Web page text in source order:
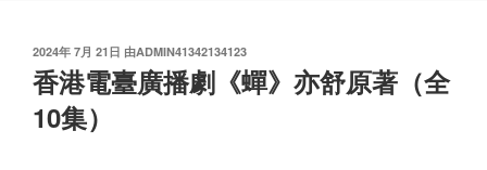
发
布
于
2024年 7月 21日 由ADMIN41342134123
香港電臺廣播劇《蟬》亦舒原著（全
10集）